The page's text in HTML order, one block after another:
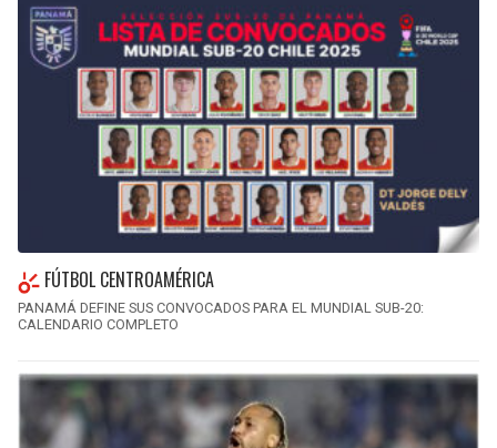
FÚTBOL CENTROAMÉRICA
PANAMÁ DEFINE SUS CONVOCADOS PARA EL MUNDIAL SUB-20:
CALENDARIO COMPLETO